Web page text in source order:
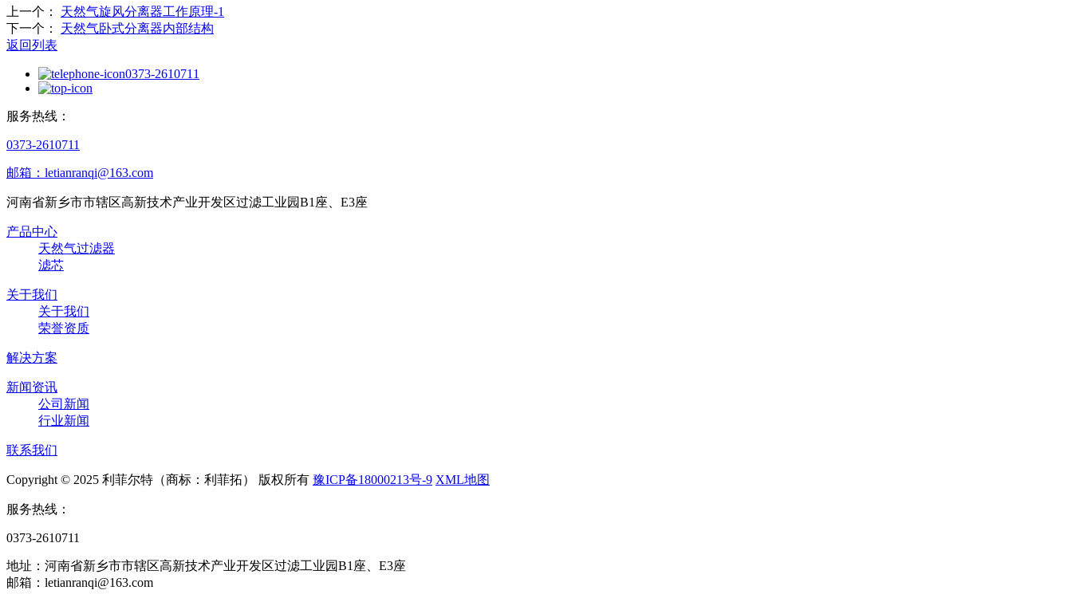
上一个：
天然气旋风分离器工作原理-1
下一个：
天然气卧式分离器内部结构
返回列表
0373-2610711
服务热线：
0373-2610711
邮箱：letianranqi@163.com
河南省新乡市市辖区高新技术产业开发区过滤工业园B1座、E3座
产品中心
天然气过滤器
滤芯
关于我们
关于我们
荣誉资质
解决方案
新闻资讯
公司新闻
行业新闻
联系我们
Copyright © 2025 利菲尔特（商标：利菲拓） 版权所有 豫ICP备18000213号-9 XML地图
服务热线：
0373-2610711
地址：河南省新乡市市辖区高新技术产业开发区过滤工业园B1座、E3座
邮箱：letianranqi@163.com